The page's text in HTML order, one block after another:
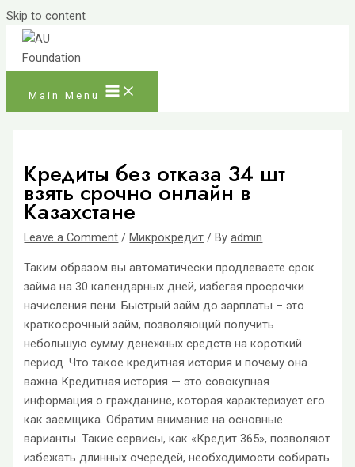
Skip to content
Main Menu
Кредиты без отказа 34 шт
взять срочно онлайн в
Казахстане
Leave a Comment / Микрокредит / Byadmin
Таким образом вы автоматически продлеваете срок
займа на 30 календарных дней, избегая просрочки
начисления пени. Быстрый займ до зарплаты – это
краткосрочный займ, позволяющий получить
небольшую сумму денежных средств на короткий
период. Что такое кредитная история и почему она
важна Кредитная история — это совокупная
информация о гражданине, которая характеризует его
как заемщика. Обратим внимание на основные
варианты. Такие сервисы, как «Кредит 365», позволяют
избежать длинных очередей, необходимости собирать